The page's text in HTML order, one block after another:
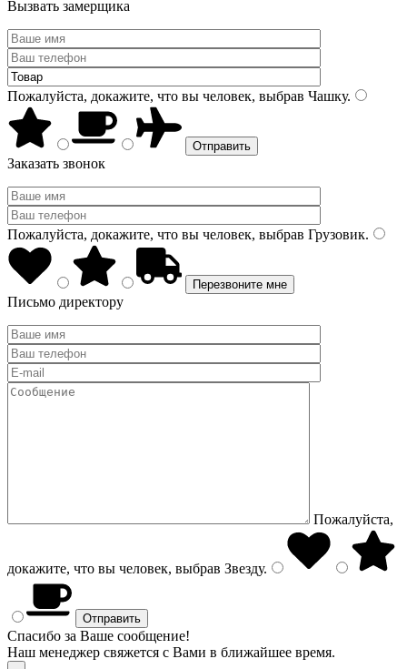
Вызвать замерщика
Пожалуйста, докажите, что вы человек, выбрав Чашку.
Заказать звонок
Пожалуйста, докажите, что вы человек, выбрав Грузовик.
Письмо директору
Пожалуйста,
докажите, что вы человек, выбрав Звезду.
Спасибо за Ваше сообщение!
Наш менеджер свяжется с Вами в ближайшее время.